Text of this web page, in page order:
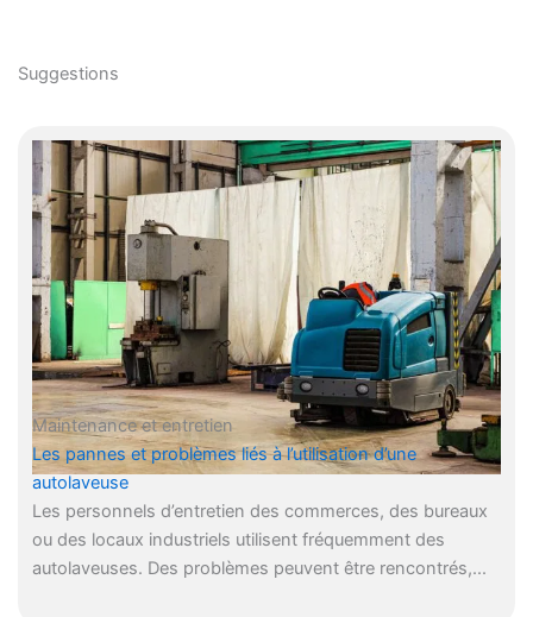
Suggestions
Maintenance et entretien
Les pannes et problèmes liés à l’utilisation d’une
autolaveuse
Les personnels d’entretien des commerces, des bureaux
ou des locaux industriels utilisent fréquemment des
autolaveuses. Des problèmes peuvent être rencontrés,...